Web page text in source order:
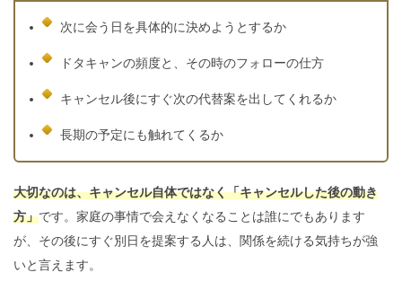
次に会う日を具体的に決めようとするか
ドタキャンの頻度と、その時のフォローの仕方
キャンセル後にすぐ次の代替案を出してくれるか
長期の予定にも触れてくるか
大切なのは、キャンセル自体ではなく「キャンセルした後の動き
方」です。家庭の事情で会えなくなることは誰にでもあります
が、その後にすぐ別日を提案する人は、関係を続ける気持ちが強
いと言えます。